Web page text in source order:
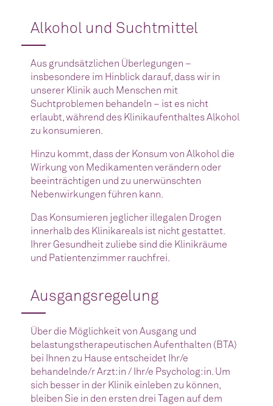
Alkohol und Suchtmittel
Aus grundsätzlichen Überlegungen –
insbesondere im Hinblick darauf, dass wir in
unserer Klinik auch Menschen mit
Suchtproblemen behandeln – ist es nicht
erlaubt, während des Klinikaufenthaltes Alkohol
zu konsumieren.
Hinzu kommt, dass der Konsum von Alkohol die
Wirkung von Medikamenten verändern oder
beeinträchtigen und zu unerwünschten
Nebenwirkungen führen kann.
Das Konsumieren jeglicher illegalen Drogen
innerhalb des Klinikareals ist nicht gestattet.
Ihrer Gesundheit zuliebe sind die Klinikräume
und Patientenzimmer rauchfrei.
Ausgangsregelung
Über die Möglichkeit von Ausgang und
belastungstherapeutischen Aufenthalten (BTA)
bei Ihnen zu Hause entscheidet Ihr/e
behandelnde/r Arzt:in / Ihr/e Psycholog:in. Um
sich besser in der Klinik einleben zu können,
bleiben Sie in den ersten drei Tagen auf dem